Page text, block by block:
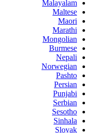
Malayalam
Maltese
Maori
Marathi
Mongolian
Burmese
Nepali
Norwegian
Pashto
Persian
Punjabi
Serbian
Sesotho
Sinhala
Slovak